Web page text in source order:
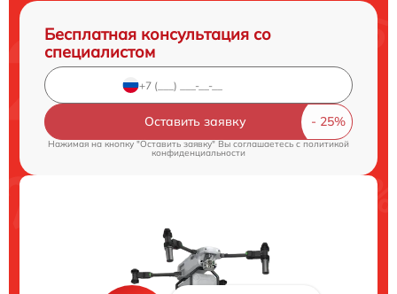
Бесплатная консультация со
специалистом
Оставить заявку
Нажимая на кнопку "Оставить заявку" Вы соглашаетесь c политикой
конфиденциальности